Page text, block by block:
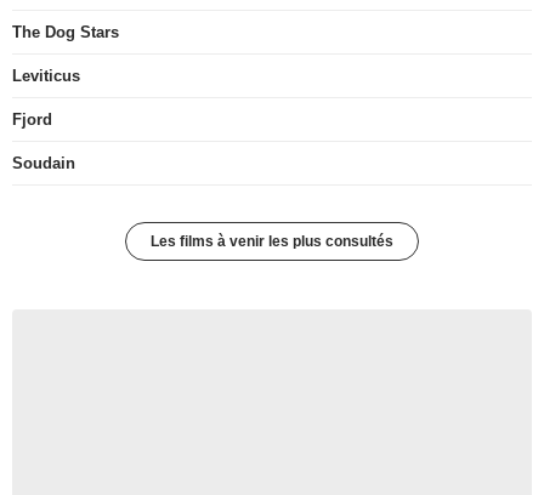
The Dog Stars
Leviticus
Fjord
Soudain
Les films à venir les plus consultés